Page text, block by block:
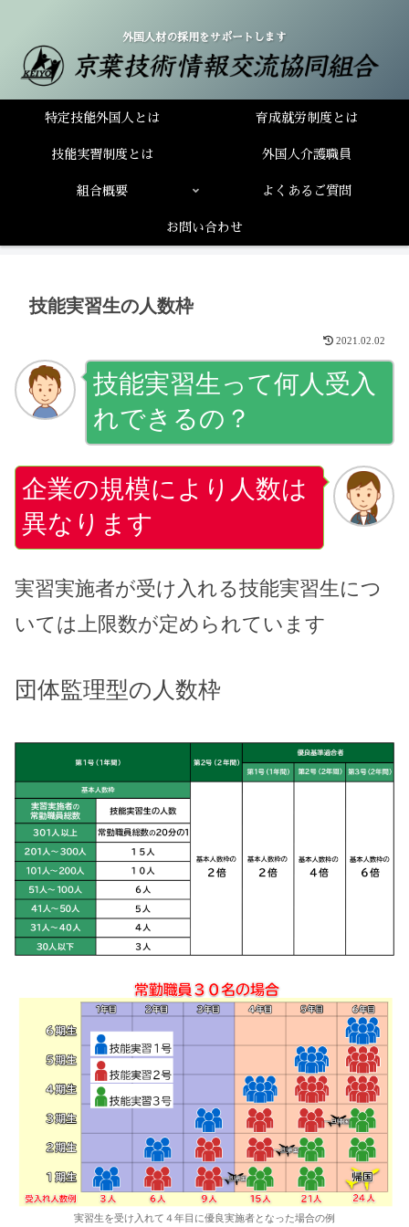
外国人材の採用をサポートします
特定技能外国人とは 育成就労制度とは
技能実習制度とは 外国人介護職員
組合概要 よくあるご質問
お問い合わせ
技能実習生の人数枠
2021.02.02
技能実習生って何人受入
れできるの？
企業の規模により人数は
異なります
実習実施者が受け入れる技能実習生につ
いては上限数が定められています
団体監理型の人数枠
実習生を受け入れて４年目に優良実施者となった場合の例